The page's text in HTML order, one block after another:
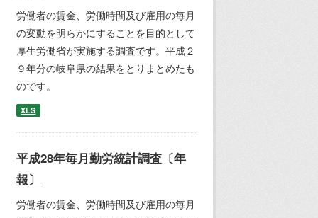
労働者の賃金、労働時間及び雇用の毎月
の変動を明らかにすることを目的として
厚生労働省が実施する調査です。平成２
９年分の岐阜県の結果をとりまとめたも
のです。
XLS
平成28年毎月勤労統計調査〔年
報〕
労働者の賃金、労働時間及び雇用の毎月